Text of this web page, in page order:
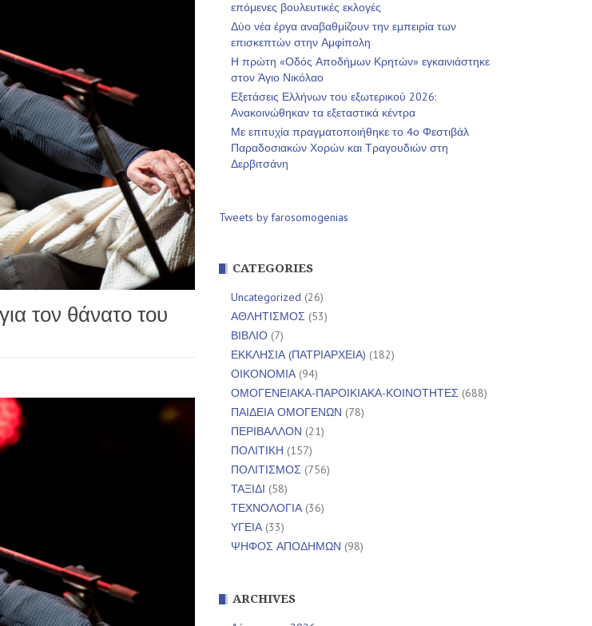
τον θάνατο του
επόμενες βουλευτικές εκλογές
Δύο νέα έργα αναβαθμίζουν την εμπειρία των
επισκεπτών στην Αμφίπολη
Η πρώτη «Οδός Αποδήμων Κρητών» εγκαινιάστηκε
στον Άγιο Νικόλαο
Εξετάσεις Ελλήνων του εξωτερικού 2026:
Ανακοινώθηκαν τα εξεταστικά κέντρα
Με επιτυχία πραγματοποιήθηκε το 4ο Φεστιβάλ
Παραδοσιακών Χορών και Τραγουδιών στη
Δερβιτσάνη
Tweets by farosomogenias
CATEGORIES
Uncategorized (26)
ΑΘΛΗΤΙΣΜΟΣ (53)
ΒΙΒΛΙΟ (7)
ΕΚΚΛΗΣΙΑ (ΠΑΤΡΙΑΡΧΕΙΑ) (182)
ΟΙΚΟΝΟΜΙΑ(94)
ΟΜΟΓΕΝΕΙΑΚΑ-ΠΑΡΟΙΚΙΑΚΑ-ΚΟΙΝΟΤΗΤΕΣ (688)
ΠΑΙΔΕΙΑ ΟΜΟΓΕΝΩΝ (78)
ΠΕΡΙΒΑΛΛΟΝ (21)
ΠΟΛΙΤΙΚΗ (157)
ΠΟΛΙΤΙΣΜΟΣ (756)
ΤΑΞΙΔΙ (58)
ΤΕΧΝΟΛΟΓΙΑ(36)
ΥΓΕΙΑ(33)
ΨΗΦΟΣ ΑΠΟΔΗΜΩΝ (98)
ARCHIVES